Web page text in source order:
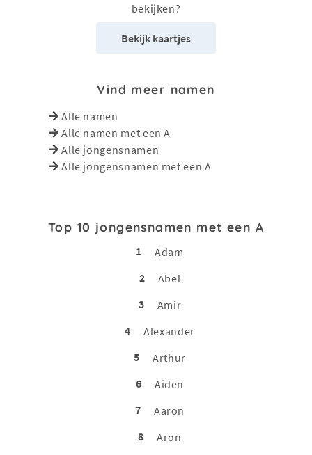
bekijken?
Bekijk kaartjes
Vind meer namen
Alle namen
Alle namen met een A
Alle jongensnamen
Alle jongensnamen met een A
Top 10 jongensnamen met een A
1
Adam
2
Abel
3
Amir
4
Alexander
5
Arthur
6
Aiden
7
Aaron
8
Aron